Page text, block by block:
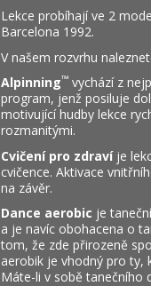
Lekce probíhají ve 2
Barcelona 1992.
V našem rozvrhu
Alpinning™ vychází z
program, jenž posiluje
motivující hudby lekce
rozmanitými.
Cvičení pro zdravíje
cvičence. Aktivace
na závěr.
Dance aerobic je
a je navíc obohacena o
tom, že zde přirozeně
aerobik je vhodný pro ty,
Máte-li v sobě tanečního